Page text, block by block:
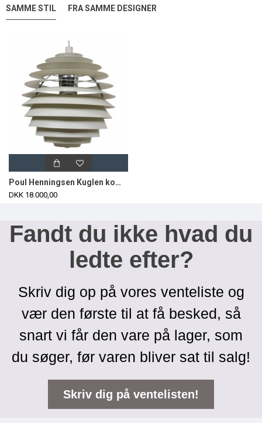
SAMME STIL FRA SAMME DESIGNER
Poul Henningsen Kuglen komplet Ø60 cm
DKK 18.000,00
Fandt du ikke hvad du
ledte efter?
Skriv dig op på vores venteliste og
vær den første til at få besked, så
snart vi får den vare på lager, som
du søger, før varen bliver sat til salg!
Skriv dig på ventelisten!